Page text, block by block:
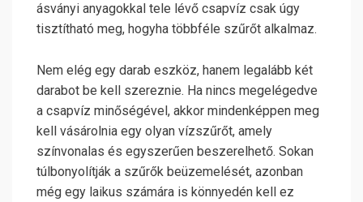
ásványi anyagokkal tele lévő csapvíz csak úgy
tisztítható meg, hogyha többféle szűrőt alkalmaz.
Nem elég egy darab eszköz, hanem legalább két
darabot be kell szereznie. Ha nincs megelégedve
a csapvíz minőségével, akkor mindenképpen meg
kell vásárolnia egy olyan vízszűrőt, amely
színvonalas és egyszerűen beszerelhető. Sokan
túlbonyolítják a szűrők beüzemelését, azonban
még egy laikus számára is könnyedén kell ez